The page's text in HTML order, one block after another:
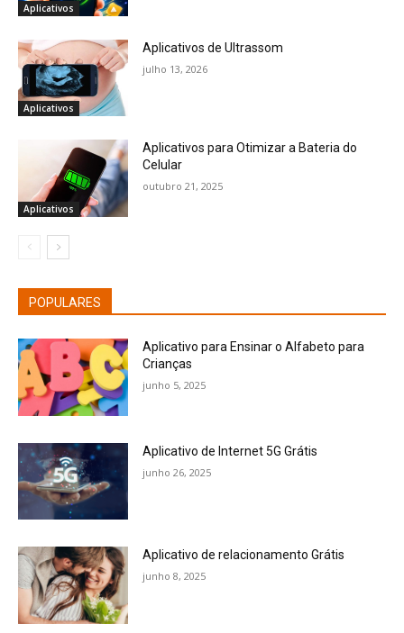
Aplicativos
Aplicativos
Aplicativos de Ultrassom
julho 13, 2026
Aplicativos
Aplicativos para Otimizar a Bateria do
Celular
outubro 21, 2025
POPULARES
Aplicativo para Ensinar o Alfabeto para
Crianças
junho 5, 2025
Aplicativo de Internet 5G Grátis
junho 26, 2025
Aplicativo de relacionamento Grátis
junho 8, 2025